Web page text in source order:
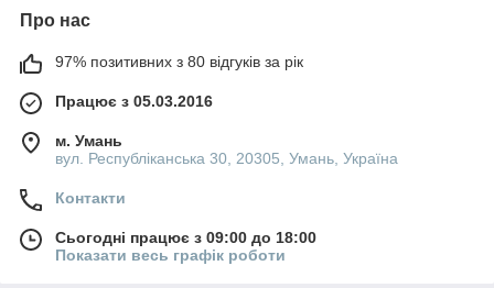
Про нас
97% позитивних з 80 відгуків за рік
Працює з 05.03.2016
м. Умань
вул. Республіканська 30, 20305, Умань, Україна
Контакти
Сьогодні працює з 09:00 до 18:00
Показати весь графік роботи